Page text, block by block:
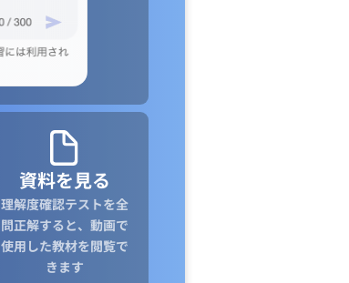
資料を見る
理解度確認テストを全
問正解すると、動画で
使用した教材を閲覧で
きます